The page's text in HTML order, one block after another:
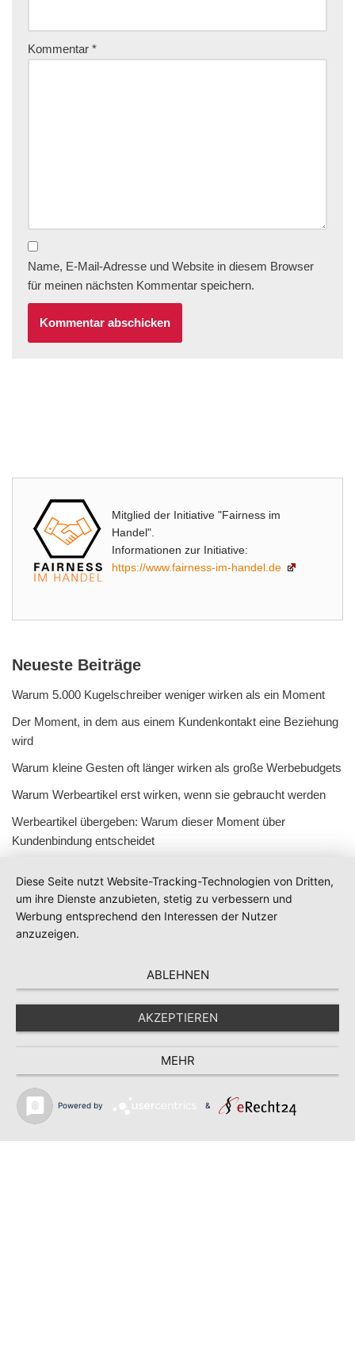
Kommentar *
Name, E-Mail-Adresse und Website in diesem Browser
für meinen nächsten Kommentar speichern.
Mitglied der Initiative "Fairness im
Handel".
Informationen zur Initiative:
https://www.fairness-im-handel.de
Neueste Beiträge
Warum 5.000 Kugelschreiber weniger wirken als ein Moment
Der Moment, in dem aus einem Kundenkontakt eine Beziehung
wird
Warum kleine Gesten oft länger wirken als große Werbebudgets
Warum Werbeartikel erst wirken, wenn sie gebraucht werden
Werbeartikel übergeben: Warum dieser Moment über
Kundenbindung entscheidet
Diese Seite nutzt Website-Tracking-Technologien von Dritten,
um ihre Dienste anzubieten, stetig zu verbessern und
Werbung entsprechend den Interessen der Nutzer
anzuzeigen.
ABLEHNEN
AKZEPTIEREN
MEHR
Powered by &